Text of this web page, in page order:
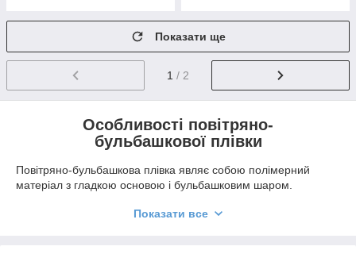
Показати ще
1 / 2
Особливості повітряно-
бульбашкової плівки
Повітряно-бульбашкова плівка являє собою полімерний
матеріал з гладкою основою і бульбашковим шаром.
захищаються, від серйозних механічних впливів, саме
Показати все